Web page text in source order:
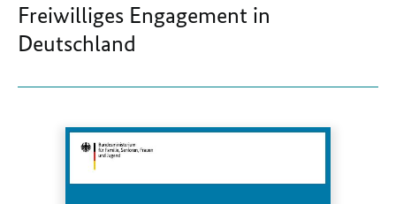
Freiwilliges Engagement in
Deutschland